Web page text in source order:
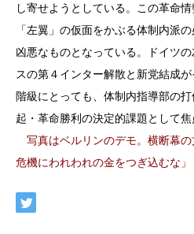
し寄せようとしている。この革命
「左翼」の仮面をかぶる体制内派
凶悪なものとなっている。ドイツ
スの第４インター解散と新党結成
階級にとっても、体制内指導部の
起・革命勝利の決定的課題として焦
写真はベルリンのデモ。横断幕
危機にわれわれの金をつぎ込むな」